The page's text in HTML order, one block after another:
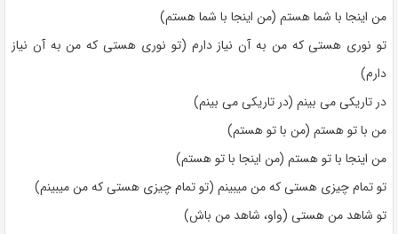
من اینجا با شما هستم (من اینجا با شما هستم)
تو نوری هستی که من به آن نیاز دارم (تو نوری هستی که من به آن نیاز
دارم)
در تاریکی می بینم (در تاریکی می بینم)
من با تو هستم (من با تو هستم)
من اینجا با تو هستم (من اینجا با تو هستم)
تو تمام چیزی هستی که من میبینم (تو تمام چیزی هستی که من میبینم)
تو شاهد من هستی (واو، شاهد من باش)